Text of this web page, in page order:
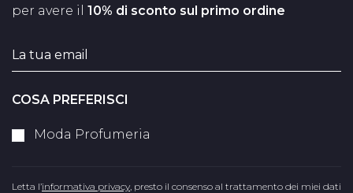
per avere il 10% di sconto sul primo ordine
COSA PREFERISCI
Moda Profumeria
Letta l’informativa privacy , presto il consenso al trattamento dei miei dati